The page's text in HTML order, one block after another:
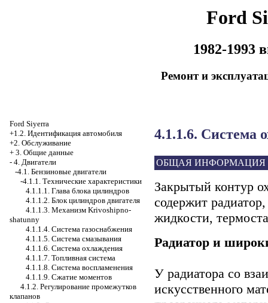
Ford
1982-1993
Ремонт и
Ford Siyerra
+1.2. Идентификация автомобиля
+2. Обслуживание
+ 3. Общие данные
- 4. Двигатели
-4.1. Бензиновые двигатели
-4.1.1. Технические характеристики
4.1.1.1. Глава блока цилиндров
4.1.1.2. Блок цилиндров двигателя
4.1.1.3. Механизм Krivoshipno-
shatunny
4.1.1.4. Система газоснабжения
4.1.1.5. Система смазывания
4.1.1.6. Система охлаждения
4.1.1.7. Топливная система
4.1.1.8. Система воспламенения
4.1.1.9. Сжатие моментов
4.1.2. Регулирование промежутков
клапанов
4.1.1.6. Система
ОБЩАЯ ИНФОРМАЦИЯ
Закрытый контур
содержит
жидкости,
Радиатор и
У радиатора со
искусственного